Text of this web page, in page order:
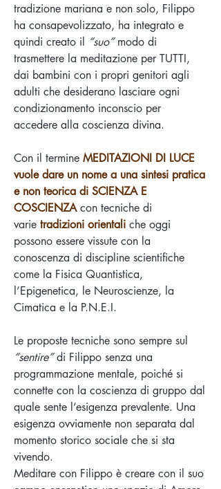
tradizione mariana e non solo, Filippo
ha consapevolizzato, ha integrato e
quindi creato il
“suo”modo di
trasmettere la meditazione per TUTTI,
dai bambini con i propri genitori agli
adulti che desiderano lasciare ogni
condizionamento inconscio per
accedere alla coscienza divina.
Con il termine MEDITAZIONI DI LUCE
vuole dare un nome a una sintesi pratica
e non teorica di SCIENZA E
COSCIENZAcon tecniche di
varie tradizioni orientali che oggi
possono essere vissute con la
conoscenza di discipline scientifiche
come la Fisica Quantistica,
l’Epigenetica, le Neuroscienze, la
Cimatica e la P.N.E.I.
Le proposte tecniche sono sempre sul
“sentire”di Filippo senza una
programmazione mentale, poiché si
connette con la coscienza di gruppo dal
quale sente l’esigenza prevalente. Una
esigenza ovviamente non separata dal
momento storico sociale che si sta
vivendo.
Meditare con Filippo è creare con il suo